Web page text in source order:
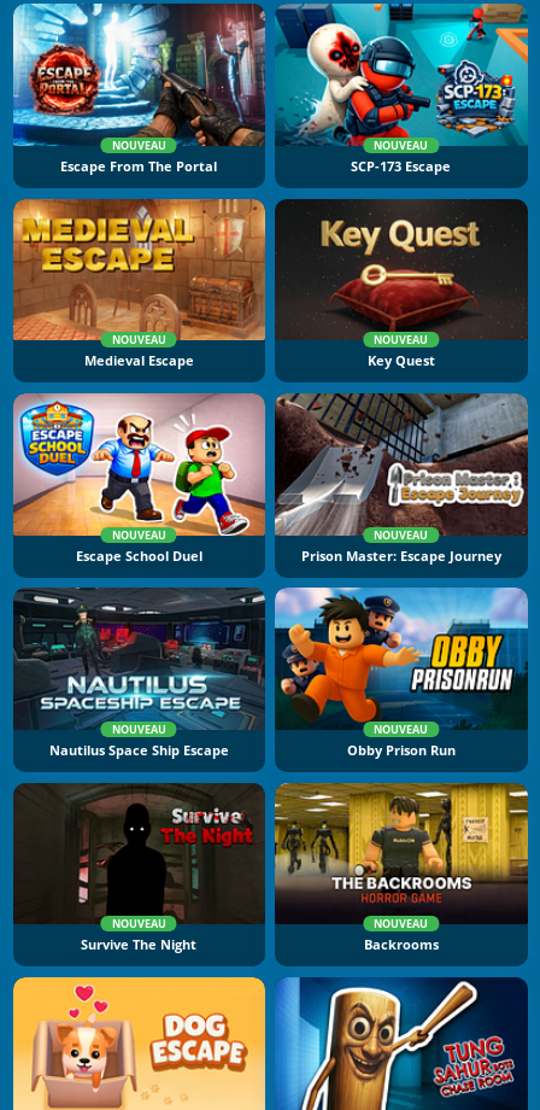
NOUVEAU
Escape From The Portal
NOUVEAU
SCP-173 Escape
NOUVEAU
Medieval Escape
NOUVEAU
Key Quest
NOUVEAU
Escape School Duel
NOUVEAU
Prison Master: Escape Journey
NOUVEAU
Nautilus Space Ship Escape
NOUVEAU
Obby Prison Run
NOUVEAU
Survive The Night
NOUVEAU
Backrooms